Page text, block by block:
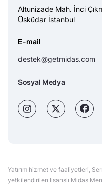
Altunizade Mah. İnci
Üsküdar İstanbul
E-mail
destek@getmidas.com
Sosyal Medya
Yatırım hizmet ve faaliyetleri,
yetkilendirilen lisanslı Midas